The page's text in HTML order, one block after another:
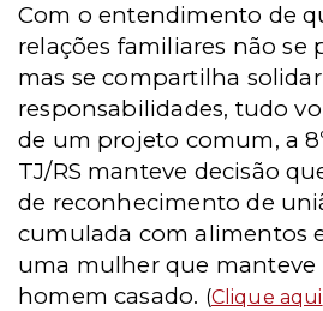
Com o entendimento de
relações familiares não se
mas se compartilha
responsabilidades, tudo
de um projeto comum, a
TJ/RS manteve decisão
de reconhecimento de
cumulada com alimentos
uma mulher que manteve
homem casado. (Clique aqui